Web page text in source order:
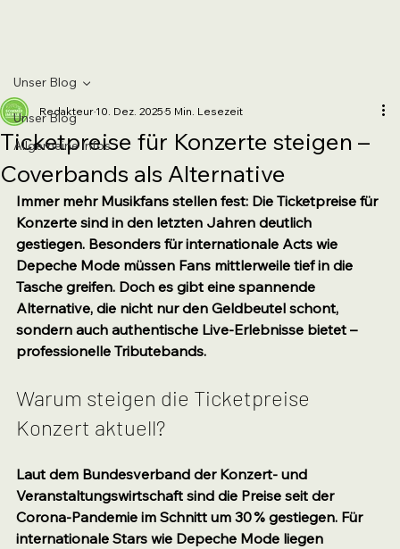
Unser Blog
Allgemeine Infos
Unser Blog
Ticketpreise für Konzerte steigen –
Coverbands als Alternative
Redakteur 10. Dez. 2025 5 Min. Lesezeit
Immer mehr Musikfans stellen fest: Die Ticketpreise für
Konzerte sind in den letzten Jahren deutlich
gestiegen. Besonders für internationale Acts wie
Depeche Mode müssen Fans mittlerweile tief in die
Tasche greifen. Doch es gibt eine spannende
Alternative, die nicht nur den Geldbeutel schont,
sondern auch authentische Live-Erlebnisse bietet –
professionelle Tributebands.
Warum steigen die Ticketpreise
Konzert aktuell?
Laut dem Bundesverband der Konzert- und
Veranstaltungswirtschaft sind die Preise seit der
Corona-Pandemie im Schnitt um 30 % gestiegen. Für
internationale Stars wie Depeche Mode liegen